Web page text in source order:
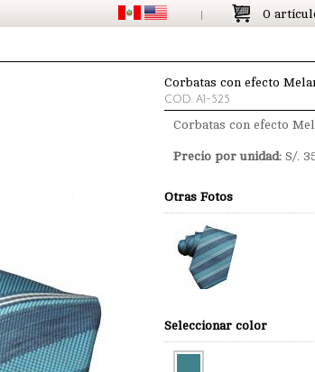
0
Corbatas con efecto
COD. A1-525
Corbatas con efecto
Precio por unidad: S/.
Otras Fotos
Seleccionar color